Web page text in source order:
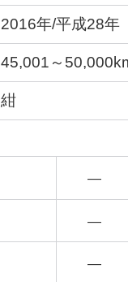
2016年/平成28年
45,001～
紺
―
―
―